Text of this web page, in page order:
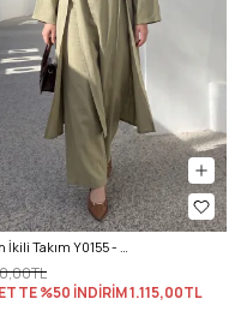
Keten İkili Takım Y0155 - AÇIK HAKİ
%50 İNDİRİM1.115,00TL